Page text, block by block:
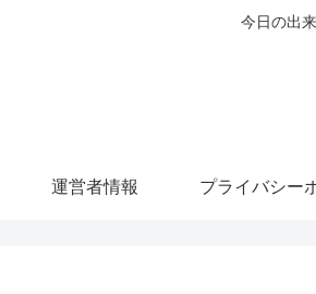
今日の出
運営者情報 プライバシー